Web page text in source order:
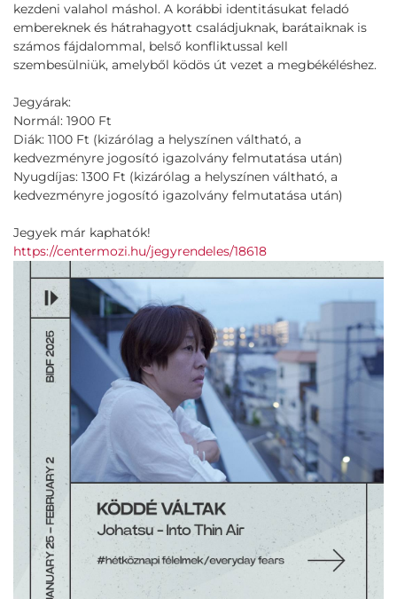
kezdeni valahol máshol. A korábbi identitásukat feladó
embereknek és hátrahagyott családjuknak, barátaiknak is
számos fájdalommal, belső konfliktussal kell
szembesülniük, amelyből ködös út vezet a megbékéléshez.
Jegyárak:
Normál: 1900 Ft
Diák: 1100 Ft (kizárólag a helyszínen váltható, a
kedvezményre jogosító igazolvány felmutatása után)
Nyugdíjas: 1300 Ft (kizárólag a helyszínen váltható, a
kedvezményre jogosító igazolvány felmutatása után)
Jegyek már kaphatók!
https://centermozi.hu/jegyrendeles/18618